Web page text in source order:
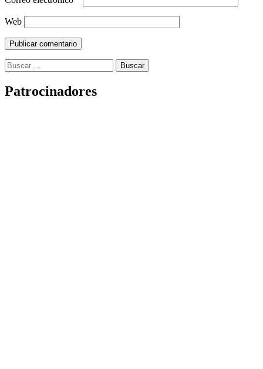
Web
Buscar:
Patrocinadores